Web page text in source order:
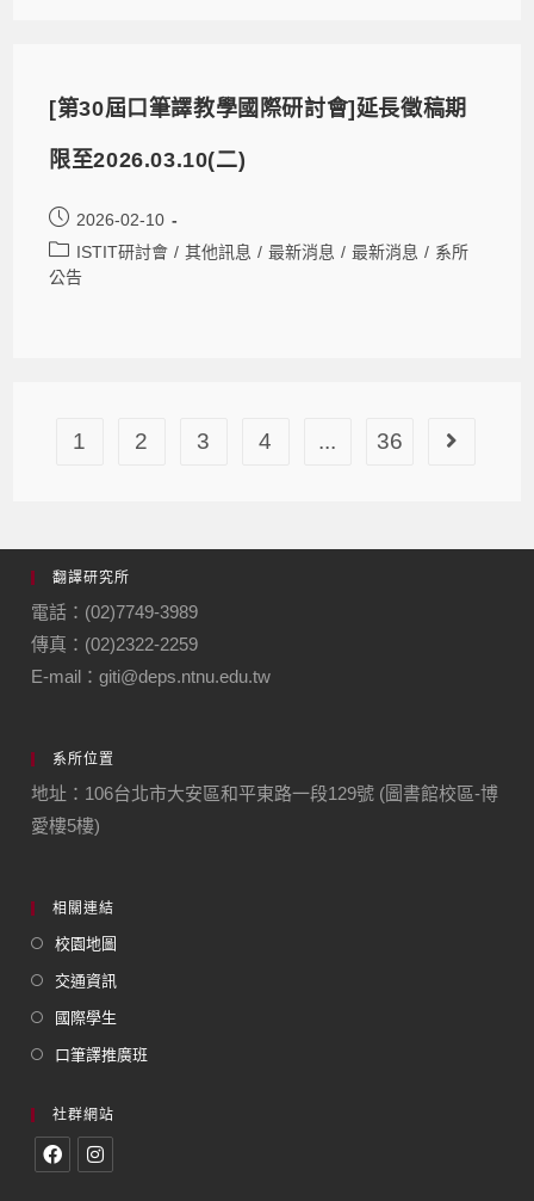
[第30屆口筆譯教學國際研討會]延長徵稿期
限至2026.03.10(二)
2026-02-10
ISTIT研討會 / 其他訊息 / 最新消息 / 最新消息 / 系所
公告
1 2 3 4 ... 36
翻譯研究所
電話：(02)7749-3989
傳真：(02)2322-2259
E-mail：giti@deps.ntnu.edu.tw
系所位置
地址：106台北市大安區和平東路一段129號 (圖書館校區-博
愛樓5樓)
相關連結
校園地圖
交通資訊
國際學生
口筆譯推廣班
社群網站